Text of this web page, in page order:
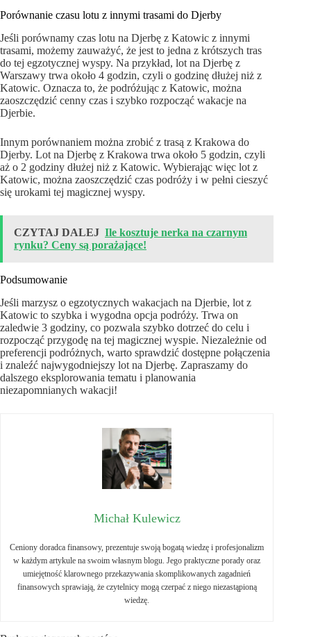
Porównanie czasu lotu z innymi trasami do Djerby
Jeśli porównamy czas lotu na Djerbę z Katowic z innymi
trasami, możemy zauważyć, że jest to jedna z krótszych tras
do tej egzotycznej wyspy. Na przykład, lot na Djerbę z
Warszawy trwa około 4 godzin, czyli o godzinę dłużej niż z
Katowic. Oznacza to, że podróżując z Katowic, można
zaoszczędzić cenny czas i szybko rozpocząć wakacje na
Djerbie.
Innym porównaniem można zrobić z trasą z Krakowa do
Djerby. Lot na Djerbę z Krakowa trwa około 5 godzin, czyli
aż o 2 godziny dłużej niż z Katowic. Wybierając więc lot z
Katowic, można zaoszczędzić czas podróży i w pełni cieszyć
się urokami tej magicznej wyspy.
CZYTAJ DALEJ Ile kosztuje nerka na czarnym
rynku? Ceny są porażające!
Podsumowanie
Jeśli marzysz o egzotycznych wakacjach na Djerbie, lot z
Katowic to szybka i wygodna opcja podróży. Trwa on
zaledwie 3 godziny, co pozwala szybko dotrzeć do celu i
rozpocząć przygodę na tej magicznej wyspie. Niezależnie od
preferencji podróżnych, warto sprawdzić dostępne połączenia
i znaleźć najwygodniejszy lot na Djerbę. Zapraszamy do
dalszego eksplorowania tematu i planowania
niezapomnianych wakacji!
Michał Kulewicz
Ceniony doradca finansowy, prezentuje swoją bogatą wiedzę i profesjonalizm
w każdym artykule na swoim własnym blogu. Jego praktyczne porady oraz
umiejętność klarownego przekazywania skomplikowanych zagadnień
finansowych sprawiają, że czytelnicy mogą czerpać z niego niezastąpioną
wiedzę.